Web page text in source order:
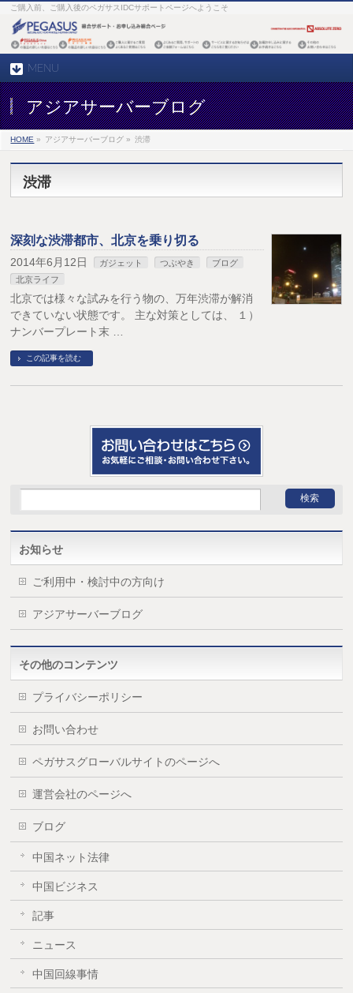
ご購入前、ご購入後のペガサスIDCサポートページへようこそ
MENU
アジアサーバーブログ
HOME » アジアサーバーブログ » 渋滞
渋滞
深刻な渋滞都市、北京を乗り切る
2014年6月12日 ガジェット つぶやき
ブログ
北京ライフ
北京では様々な試みを行う物の、万年渋滞が解消
できていない状態です。 主な対策としては、 １）
ナンバープレート末 …
この記事を読む
お知らせ
ご利用中・検討中の方向け
アジアサーバーブログ
その他のコンテンツ
プライバシーポリシー
お問い合わせ
ペガサスグローバルサイトのページへ
運営会社のページへ
ブログ
中国ネット法律
中国ビジネス
記事
ニュース
中国回線事情